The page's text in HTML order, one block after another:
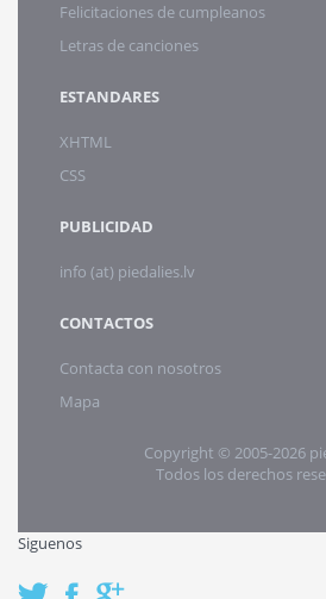
Felicitaciones de cumpleanos
Letras de canciones
ESTANDARES
XHTML
CSS
PUBLICIDAD
info (at) piedalies.lv
CONTACTOS
Contacta con nosotros
Mapa
Copyright © 2005-2026
Todos los derechos
Siguenos